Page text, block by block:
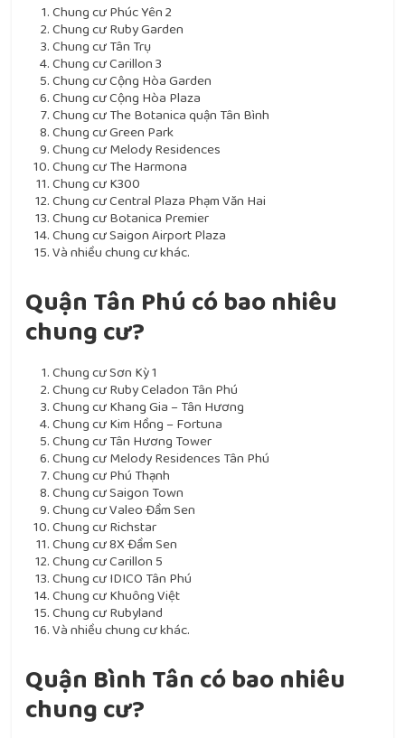
Chung cư Phúc Yên 2
Chung cư Ruby Garden
Chung cư Tân Trụ
Chung cư Carillon 3
Chung cư Cộng Hòa Garden
Chung cư Cộng Hòa Plaza
Chung cư The Botanica quận Tân Bình
Chung cư Green Park
Chung cư Melody Residences
Chung cư The Harmona
Chung cư K300
Chung cư Central Plaza Phạm Văn Hai
Chung cư Botanica Premier
Chung cư Saigon Airport Plaza
Và nhiều chung cư khác.
Quận Tân Phú có bao nhiêu
chung cư?
Chung cư Sơn Kỳ 1
Chung cư Ruby Celadon Tân Phú
Chung cư Khang Gia – Tân Hương
Chung cư Kim Hồng – Fortuna
Chung cư Tân Hương Tower
Chung cư Melody Residences Tân Phú
Chung cư Phú Thạnh
Chung cư Saigon Town
Chung cư Valeo Đầm Sen
Chung cư Richstar
Chung cư 8X Đầm Sen
Chung cư Carillon 5
Chung cư IDICO Tân Phú
Chung cư Khuông Việt
Chung cư Rubyland
Và nhiều chung cư khác.
Quận Bình Tân có bao nhiêu
chung cư?